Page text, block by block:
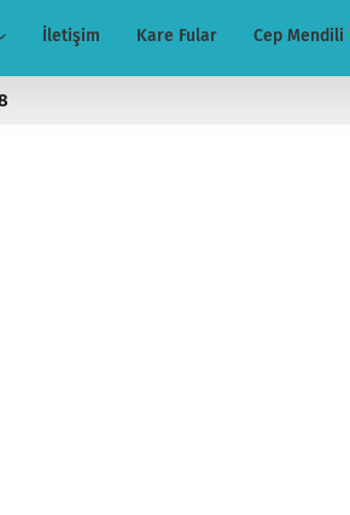
İletişim Kare Fular Cep Mendili